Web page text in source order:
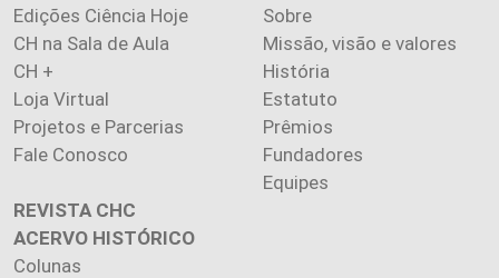
Edições Ciência Hoje
CH na Sala de Aula
CH +
Loja Virtual
Projetos e Parcerias
Fale Conosco
Sobre
Missão, visão e valores
História
Estatuto
Prêmios
Fundadores
Equipes
REVISTA CHC
ACERVO HISTÓRICO
Colunas